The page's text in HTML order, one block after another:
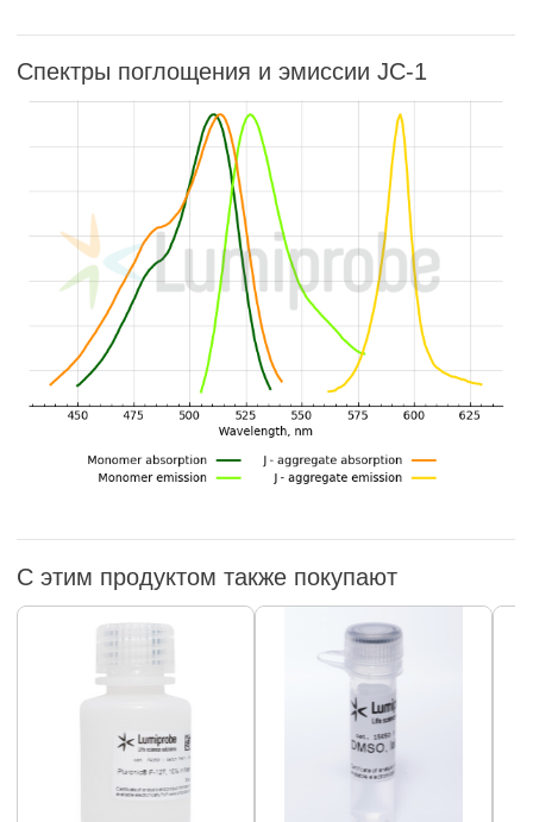
Спектры поглощения и эмиссии JC-1
С этим продуктом также покупают